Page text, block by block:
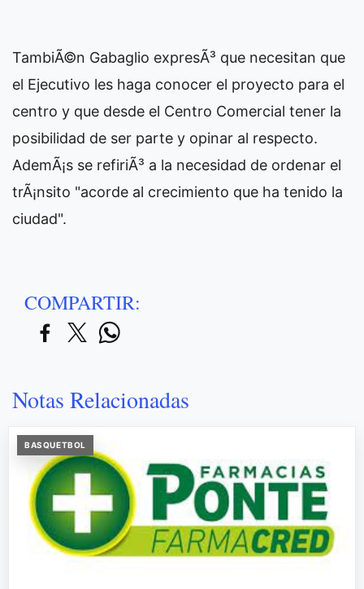
TambiÃ©n Gabaglio expresÃ³ que necesitan que
el Ejecutivo les haga conocer el proyecto para el
centro y que desde el Centro Comercial tener la
posibilidad de ser parte y opinar al respecto.
AdemÃ¡s se refiriÃ³ a la necesidad de ordenar el
trÃ¡nsito "acorde al crecimiento que ha tenido la
ciudad".
COMPARTIR:
Notas Relacionadas
BASQUETBOL